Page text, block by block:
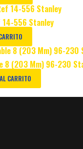
556 Stanley
8 (203 Mm) 96-230
CARRITO